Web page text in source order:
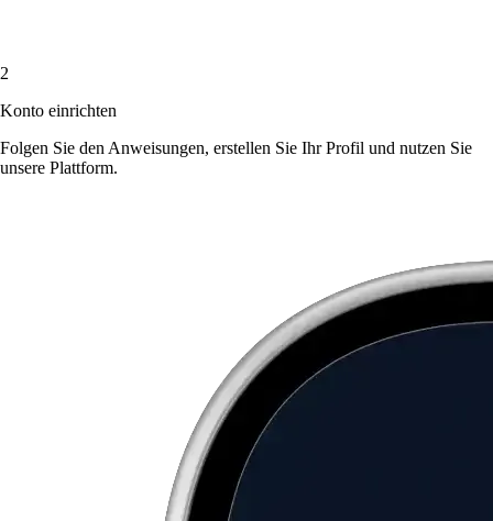
2
Konto einrichten
Folgen Sie den Anweisungen, erstellen Sie Ihr Profil und nutzen Sie
unsere Plattform.